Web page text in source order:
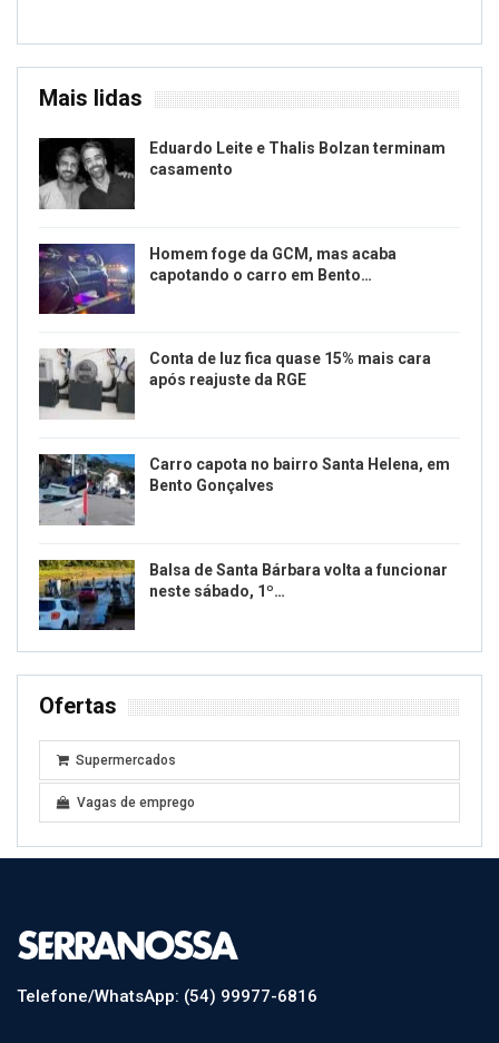
Mais lidas
Eduardo Leite e Thalis Bolzan terminam
casamento
Homem foge da GCM, mas acaba
capotando o carro em Bento…
Conta de luz fica quase 15% mais cara
após reajuste da RGE
Carro capota no bairro Santa Helena, em
Bento Gonçalves
Balsa de Santa Bárbara volta a funcionar
neste sábado, 1º…
Ofertas
Supermercados
Vagas de emprego
Telefone/WhatsApp: (54) 99977-6816